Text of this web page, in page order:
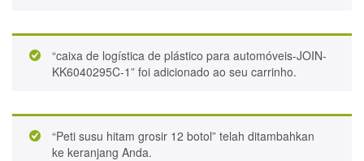
“caixa de logística de plástico para automóveis-JOIN-
KK6040295C-1” foi adicionado ao seu carrinho.
“Peti susu hitam grosir 12 botol” telah ditambahkan
ke keranjang Anda.